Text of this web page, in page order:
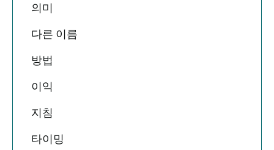
의미
다른 이름
방법
이익
지침
타이밍